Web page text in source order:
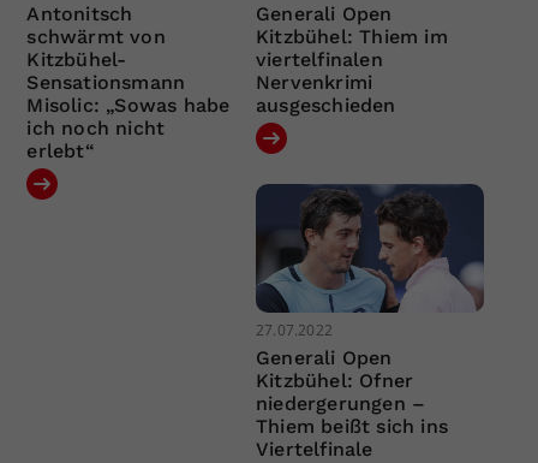
Antonitsch
schwärmt von
Kitzbühel-
Sensationsmann
Misolic: „Sowas habe
ich noch nicht
erlebt“
Generali Open
Kitzbühel: Thiem im
viertelfinalen
Nervenkrimi
ausgeschieden
27.07.2022
Generali Open
Kitzbühel: Ofner
niedergerungen –
Thiem beißt sich ins
Viertelfinale